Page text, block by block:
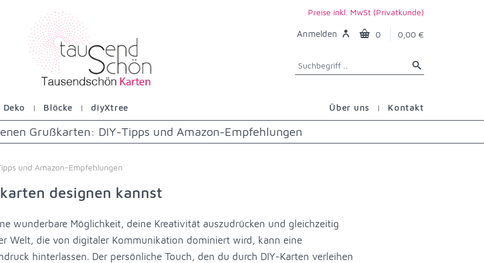
Preise inkl. MwSt (Privatkunde)
Anmelden 0 0,00 €
Blöcke diyXtree Über uns Kontakt
Grußkarten: DIY-Tipps und Amazon-Empfehlungen
und Amazon-Empfehlungen
designen kannst
wunderbare Möglichkeit, deine Kreativität auszudrücken und gleichzeitig
Welt, die von digitaler Kommunikation dominiert wird, kann eine
hinterlassen. Der persönliche Touch, den du durch DIY-Karten verleihen